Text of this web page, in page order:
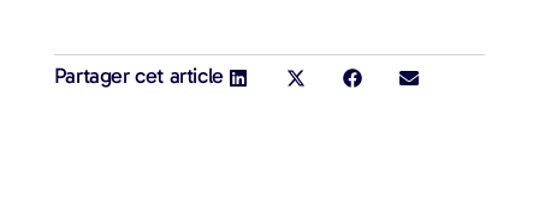
Partager cet article